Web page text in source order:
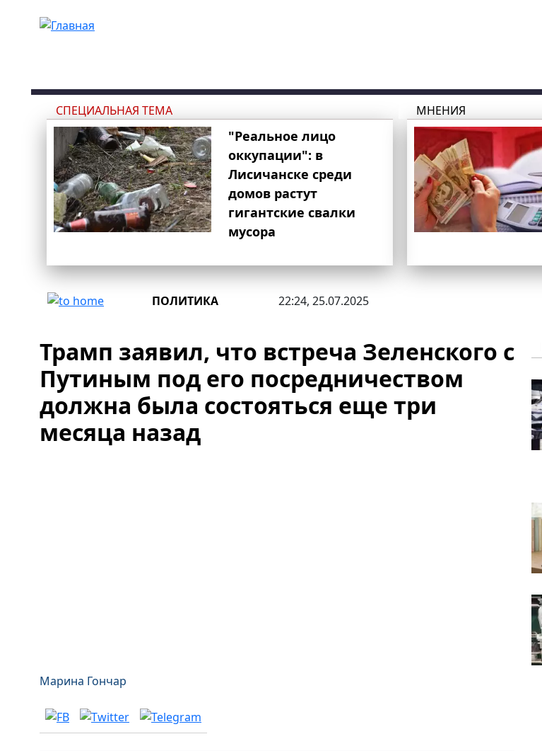
СПЕЦИАЛЬНАЯ ТЕМА
"Реальное лицо
оккупации": в
Лисичанске среди
домов растут
гигантские свалки
мусора
МНЕНИЯ
ПОЛИТИКА 22:24, 25.07.2025
Трамп заявил, что встреча Зеленского с
Путиным под его посредничеством
должна была состояться еще три
месяца назад
Марина Гончар